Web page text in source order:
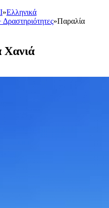
»Ελληνικά
Δραστηριότητες»Παραλία